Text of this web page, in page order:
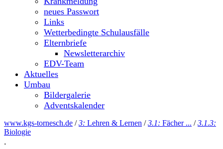
neues Passwort
Links
Wetterbedingte Schulausfälle
Elternbriefe
Newsletterarchiv
EDV-Team
Aktuelles
Umbau
Bildergalerie
Adventskalender
www.kgs-tornesch.de /3: Lehren & Lernen /3.1: Fächer ... /3.1.3:
Biologie
.